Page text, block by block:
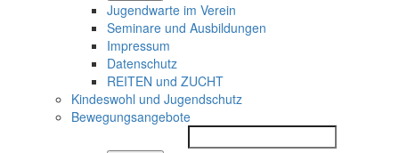
Jugendwarte im Verein
Seminare und Ausbildungen
Impressum
Datenschutz
REITEN und ZUCHT
Kindeswohl und Jugendschutz
Bewegungsangebote